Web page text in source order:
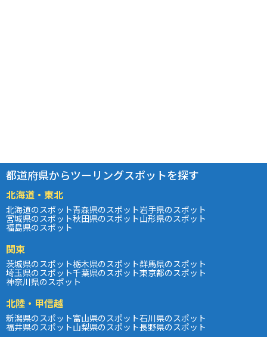
都道府県からツーリングスポットを探す
北海道・東北
北海道のスポット青森県のスポット岩手県のスポット
宮城県のスポット秋田県のスポット山形県のスポット
福島県のスポット
関東
茨城県のスポット栃木県のスポット群馬県のスポット
埼玉県のスポット千葉県のスポット東京都のスポット
神奈川県のスポット
北陸・甲信越
新潟県のスポット富山県のスポット石川県のスポット
福井県のスポット山梨県のスポット長野県のスポット